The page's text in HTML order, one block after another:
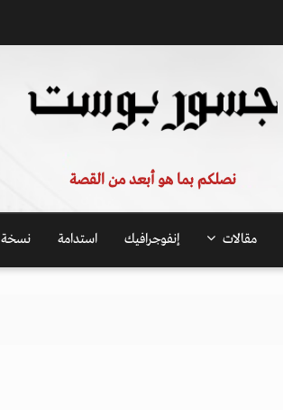
نصلكم بما هو أبعد من القصة
مقالات إنفوجرافيك استدامة نسخة PDF